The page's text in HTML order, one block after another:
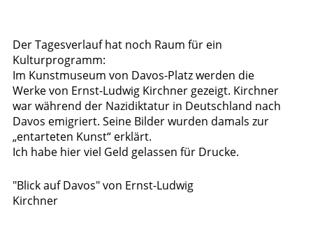
Der Tagesverlauf hat noch Raum für ein
Kulturprogramm:
Im Kunstmuseum von Davos-Platz werden die
Werke von Ernst-Ludwig Kirchner gezeigt. Kirchner
war während der Nazidiktatur in Deutschland nach
Davos emigriert. Seine Bilder wurden damals zur
„entarteten Kunst“ erklärt.
Ich habe hier viel Geld gelassen für Drucke.
"Blick auf Davos" von Ernst-Ludwig
Kirchner